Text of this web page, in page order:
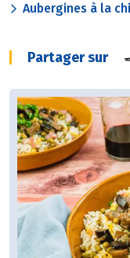
Aubergines à la
Partager sur